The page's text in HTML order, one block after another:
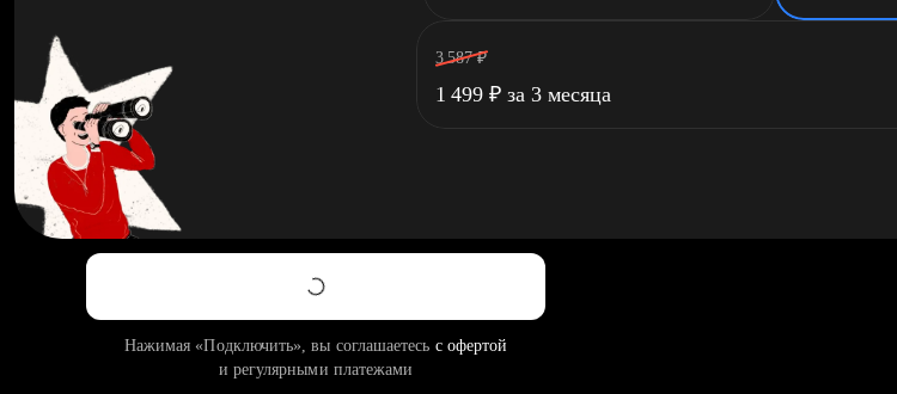
3 587 ₽
1 499 ₽ за 3 месяца
Нажимая «Подключить», вы соглашаетесь с офертой
и регулярными платежами